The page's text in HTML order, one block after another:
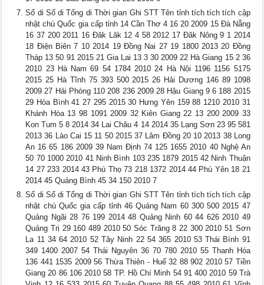
Số di Số di Tổng di Thời gian Ghi STT Tên tỉnh tích tích tích cập
nhật chú Quốc gia cấp tỉnh 14 Cần Thơ 4 16 20 2009 15 Đà Nẵng
16 37 200 2011 16 Đăk Lăk 12 4 58 2012 17 Đăk Nông 9 1 2014
18 Điện Biên 7 10 2014 19 Đồng Nai 27 19 1800 2013 20 Đồng
Tháp 13 50 91 2015 21 Gia Lai 13 3 30 2009 22 Hà Giang 15 2 36
2010 23 Hà Nam 69 54 1784 2010 24 Hà Nội 1196 1156 5175
2015 25 Hà Tĩnh 75 393 500 2015 26 Hải Dương 146 89 1098
2009 27 Hải Phòng 110 208 236 2009 28 Hậu Giang 9 6 188 2015
29 Hòa Bình 41 27 295 2015 30 Hưng Yên 159 88 1210 2010 31
Khánh Hòa 13 98 1091 2009 32 Kiên Giang 22 13 200 2009 33
Kon Tum 5 8 2014 34 Lai Châu 4 14 2014 35 Lạng Sơn 23 95 581
2013 36 Lào Cai 15 11 50 2015 37 Lâm Đồng 20 10 2013 38 Long
An 16 65 186 2009 39 Nam Định 74 125 1655 2010 40 Nghệ An
50 70 1000 2010 41 Ninh Bình 103 235 1879 2015 42 Ninh Thuận
14 27 233 2014 43 Phú Thọ 73 218 1372 2014 44 Phú Yên 18 21
2014 45 Quảng Bình 45 34 150 2010 7
Số di Số di Tổng di Thời gian Ghi STT Tên tỉnh tích tích tích cập
nhật chú Quốc gia cấp tỉnh 46 Quảng Nam 60 300 500 2015 47
Quảng Ngãi 28 76 199 2014 48 Quảng Ninh 60 44 626 2010 49
Quảng Trị 29 160 489 2010 50 Sóc Trăng 8 22 300 2010 51 Sơn
La 11 34 64 2010 52 Tây Ninh 22 54 365 2010 53 Thái Bình 91
349 1400 2007 54 Thái Nguyên 36 70 780 2010 55 Thanh Hóa
136 441 1535 2009 56 Thừa Thiên - Huế 32 88 902 2010 57 Tiền
Giang 20 86 106 2010 58 TP. Hồ Chí Minh 54 91 400 2010 59 Trà